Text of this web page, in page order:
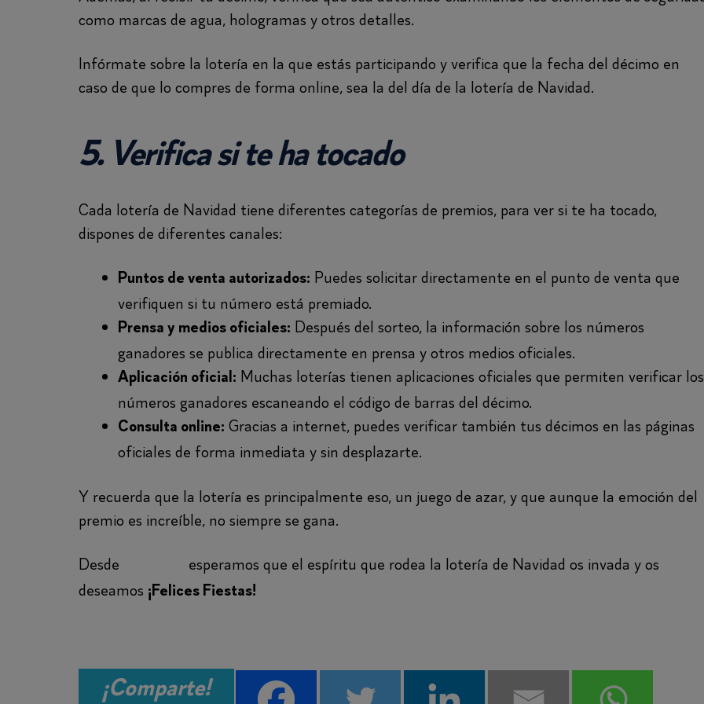
como marcas de agua, hologramas y otros detalles.
Infórmate sobre la lotería en la que estás participando y verifica que la fecha del décimo en
caso de que lo compres de forma online, sea la del día de la lotería de Navidad.
5. Verifica si te ha tocado
Cada lotería de Navidad tiene diferentes categorías de premios, para ver si te ha tocado,
dispones de diferentes canales:
Puntos de venta autorizados: Puedes solicitar directamente en el punto de venta que
verifiquen si tu número está premiado.
Prensa y medios oficiales: Después del sorteo, la información sobre los números
ganadores se publica directamente en prensa y otros medios oficiales.
Aplicación oficial: Muchas loterías tienen aplicaciones oficiales que permiten verificar los
números ganadores escaneando el código de barras del décimo.
Consulta online: Gracias a internet, puedes verificar también tus décimos en las páginas
oficiales de forma inmediata y sin desplazarte.
Y recuerda que la lotería es principalmente eso, un juego de azar, y que aunque la emoción del
premio es increíble, no siempre se gana.
Desde
esperamos que el espíritu que rodea la lotería de Navidad os invada y os
deseamos ¡Felices Fiestas!
¡Comparte!